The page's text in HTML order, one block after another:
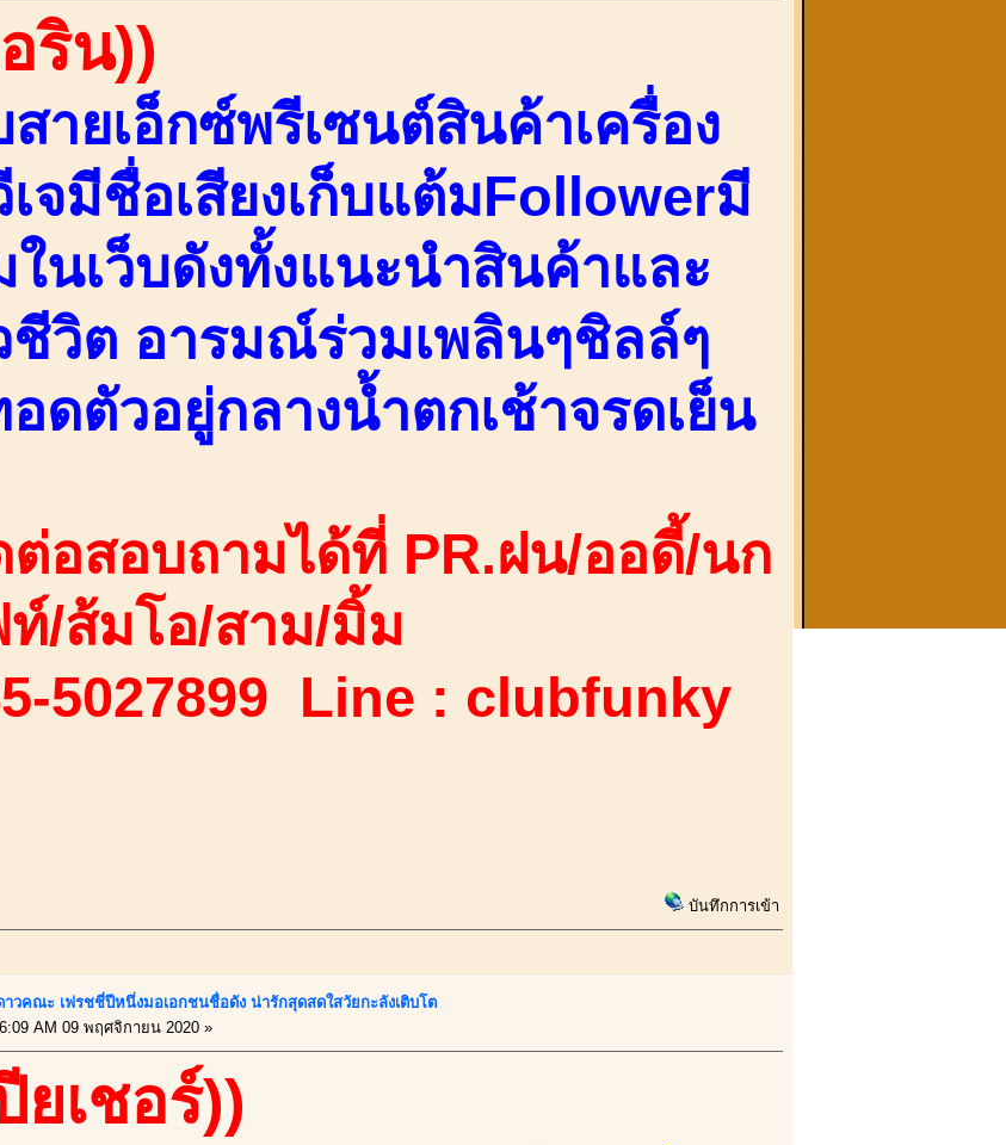
ริน))
ายเอ็กซ์พรีเซนต์สินค้าเครื่อง
เจมีชื่อเสียงเก็บแต้มFollowerมี
นเว็บดังทั้งแนะนำสินค้าและ
ชีวิต อารมณ์ร่วมเพลินๆชิลล์ๆ
ดตัวอยู่กลางน้ำตกเช้าจรดเย็น
อสอบถามได้ที่ PR.ฝน/ออดี้/นก
ท์/ส้มโอ/สาม/มิ้ม
5027899 Line : clubfunky
บันทึกการเข้า
วคณะ เฟรชชี่ปีหนึ่งมอเอกชนชื่อดัง น่ารักสุดสดใสวัยกะลังเติบโต
AM 09 พฤศจิกายน 2020 »
ยเชอร์))